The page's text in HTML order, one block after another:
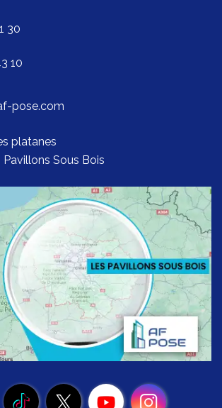
30
10
pose.com
platanes
Sous Bois